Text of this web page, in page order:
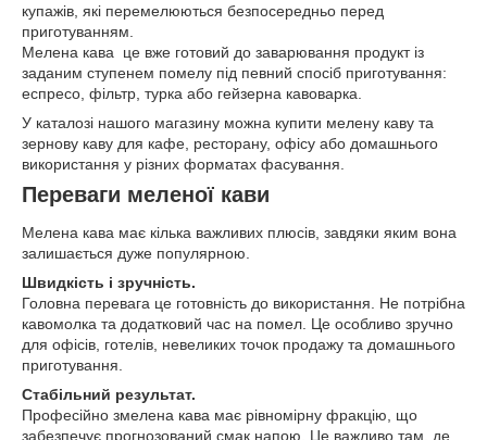
купажів, які перемелюються безпосередньо перед
приготуванням.
Мелена кава це вже готовий до заварювання продукт із
заданим ступенем помелу під певний спосіб приготування:
еспресо, фільтр, турка або гейзерна кавоварка.
У каталозі нашого магазину можна купити мелену каву та
зернову каву для кафе, ресторану, офісу або домашнього
використання у різних форматах фасування.
Переваги меленої кави
Мелена кава має кілька важливих плюсів, завдяки яким вона
залишається дуже популярною.
Швидкість і зручність.
Головна перевага це готовність до використання. Не потрібна
кавомолка та додатковий час на помел. Це особливо зручно
для офісів, готелів, невеликих точок продажу та домашнього
приготування.
Стабільний результат.
Професійно змелена кава має рівномірну фракцію, що
забезпечує прогнозований смак напою. Це важливо там, де